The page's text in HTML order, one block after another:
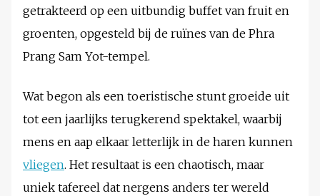
getrakteerd op een uitbundig buffet van fruit en
groenten, opgesteld bij de ruïnes van de Phra
Prang Sam Yot-tempel.
Wat begon als een toeristische stunt groeide uit
tot een jaarlijks terugkerend spektakel, waarbij
mens en aap elkaar letterlijk in de haren kunnen
vliegen. Het resultaat is een chaotisch, maar
uniek tafereel dat nergens anders ter wereld